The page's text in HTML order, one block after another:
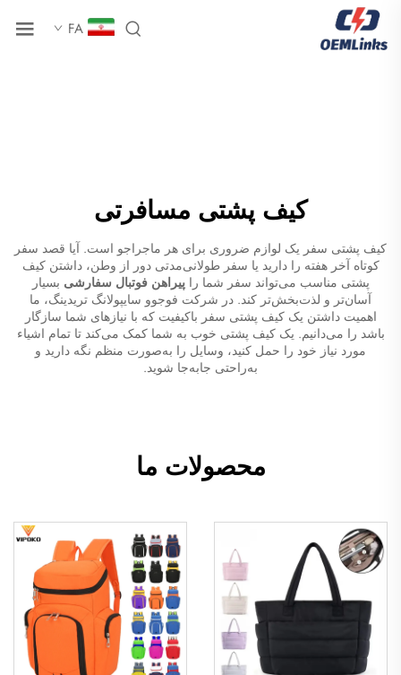
FA
کیف پشتی مسافرتی
کیف پشتی سفر یک لوازم ضروری برای هر ماجراجو است. آیا قصد سفر
کوتاه آخر هفته را دارید یا سفر طولانی‌مدتی دور از وطن، داشتن کیف
پشتی مناسب می‌تواند سفر شما راپیراهن فوتبال سفارشی بسیار
آسان‌تر و لذت‌بخش‌تر کند. در شرکت فوجوو سایپولانگ تریدینگ، ما
اهمیت داشتن یک کیف پشتی سفر باکیفیت که با نیازهای شما سازگار
باشد را می‌دانیم. یک کیف پشتی خوب به شما کمک می‌کند تا تمام اشیاء
مورد نیاز خود را حمل کنید، وسایل را به‌صورت منظم نگه دارید و
به‌راحتی جابه‌جا شوید.
محصولات ما